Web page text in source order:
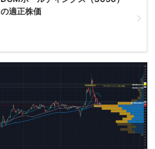
の適正株価